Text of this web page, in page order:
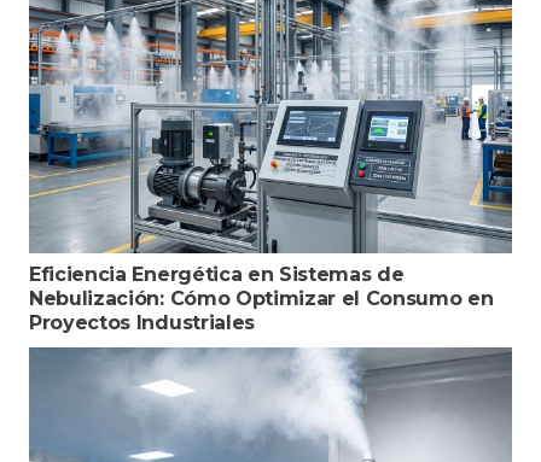
Eficiencia Energética en Sistemas de
Nebulización: Cómo Optimizar el Consumo en
Proyectos Industriales